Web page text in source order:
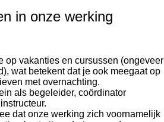
in onze werking
op vakanties en cursussen (ongeveer
wat betekent dat je ook meegaat op
met overnachting.
als begeleider, coördinator
dat onze werking zich voornamelijk